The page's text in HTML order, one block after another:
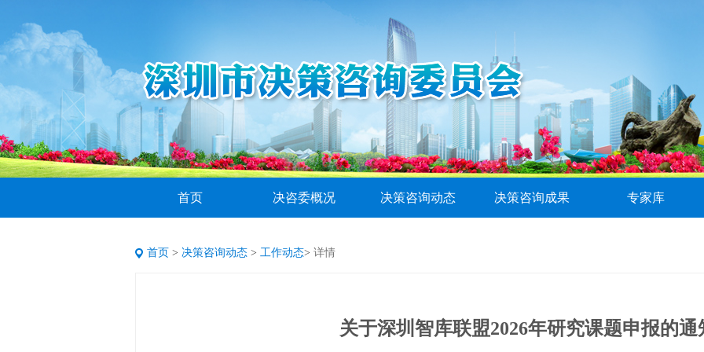
首页 决咨委概况 决策咨询动态 决策咨询成果 专家库
首页 > 决策咨询动态 > 工作动态> 详情
关于深圳智库联盟2026年研究课题申报的通